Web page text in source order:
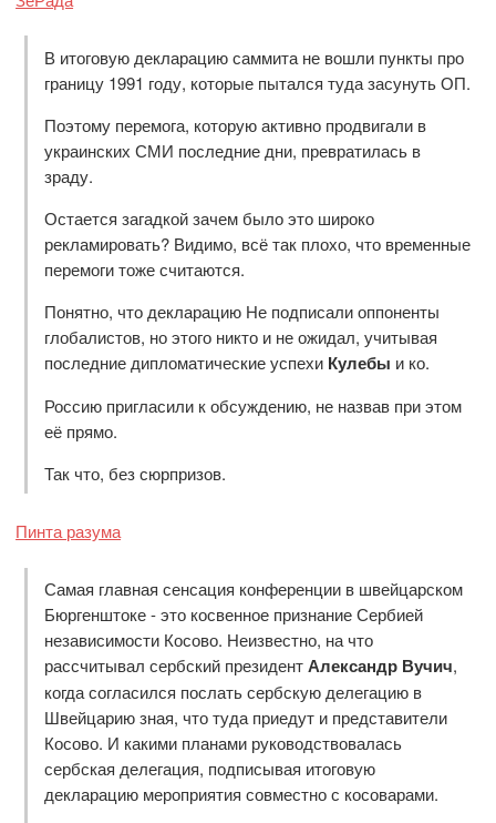
В итоговую декларацию саммита не вошли пункты про
границу 1991 году, которые пытался туда засунуть ОП.
Поэтому перемога, которую активно продвигали в
украинских СМИ последние дни, превратилась в
зраду.
Остается загадкой зачем было это широко
рекламировать? Видимо, всё так плохо, что временные
перемоги тоже считаются.
Понятно, что декларацию Не подписали оппоненты
глобалистов, но этого никто и не ожидал, учитывая
последние дипломатические успехи Кулебы и ко.
Россию пригласили к обсуждению, не назвав при этом
её прямо.
Так что, без сюрпризов.
Пинта разума
Самая главная сенсация конференции в швейцарском
Бюргенштоке - это косвенное признание Сербией
независимости Косово. Неизвестно, на что
рассчитывал сербский президентАлександр Вучич,
когда согласился послать сербскую делегацию в
Швейцарию зная, что туда приедут и представители
Косово. И какими планами руководствовалась
сербская делегация, подписывая итоговую
декларацию мероприятия совместно с косоварами.